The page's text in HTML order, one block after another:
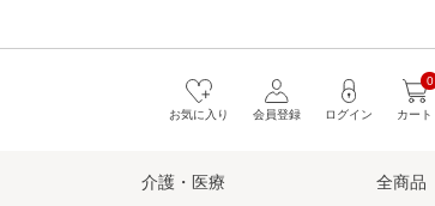
カート
0
ログイン
会員登録
お気に入り
介護・医療 全商品